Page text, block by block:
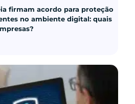
firmam acordo para proteção
no ambiente digital: quais